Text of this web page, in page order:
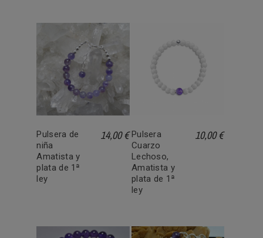
Pulsera de
niña
Amatista y
plata de 1ª
ley
14,00 € Pulsera
Cuarzo
Lechoso,
Amatista y
plata de 1ª
ley
10,00 €